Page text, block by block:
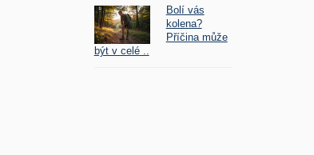
Bolí vás
kolena?
Příčina může
být v celé ..